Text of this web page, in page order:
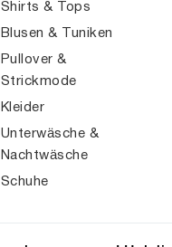
Shirts & Tops
Blusen & Tuniken
Pullover &
Strickmode
Kleider
Unterwäsche &
Nachtwäsche
Schuhe